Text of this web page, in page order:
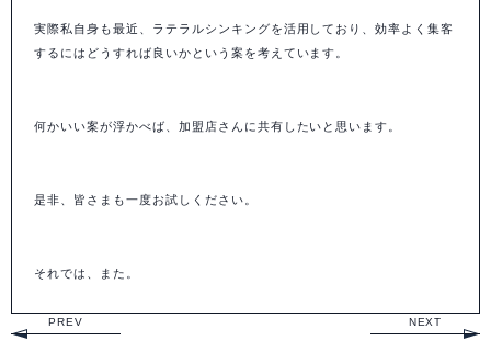
実際私自身も最近、ラテラルシンキングを活用しており、効率よく集客
するにはどうすれば良いかという案を考えています。
何かいい案が浮かべば、加盟店さんに共有したいと思います。
是非、皆さまも一度お試しください。
それでは、また。
PREV NEXT